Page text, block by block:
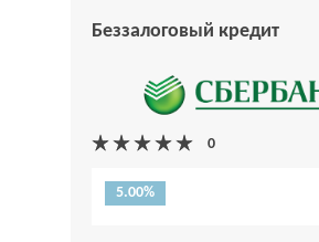
Беззалоговый кредит
5.00%